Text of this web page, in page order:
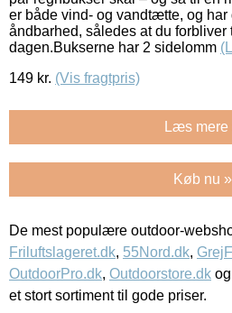
er både vind- og vandtætte, og har
åndbarhed, således at du forbliver
dagen.Bukserne har 2 sidelomm
149 kr. (Vis fragtpris)
Læs mere
Køb nu »
De mest populære outdoor-
Friluftslageret.dk, 55Nord.dk,
OutdoorPro.dk, Outdoorstore.dk og
et stort sortiment til gode priser.